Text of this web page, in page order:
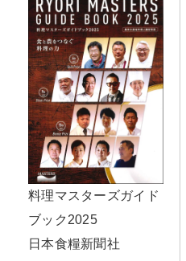
料理マスターズガイド
ブック2025
日本食糧新聞社